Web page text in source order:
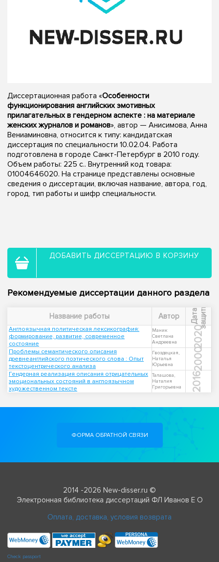
Диссертационная работа «Особенности
функционирования английских эмотивных
прилагательных в гендерном аспекте : на материале
женских журналов и романов», автор — Анисимова, Анна
Вениаминовна, относится к типу: кандидатская
диссертация по специальности 10.02.04. Работа
подготовлена в городе Санкт-Петербург в 2010 году.
Объем работы: 225 с.. Внутренний код товара:
01004646020. На странице представлены основные
сведения о диссертации, включая название, автора, год,
город, тип работы и шифр специальности.
ДОБАВИТЬ ДИССЕРТАЦИЮ В КОРЗИНУ
Рекомендуемые диссертации данного раздела
Название работы Автор Д
а
т
а
з
а
щ
и
т ы
Англоязычная политическая лексикография:
формирование, развитие, современное
состояние
Маник
Светлана
Андреевна
2020
Проблемы семантического описания
древнеанглийского поэтического слова : Опыт
текстоцентрического анализа
Гвоздецкая,
Наталья
Юрьевна
2000
Гендерная реализация описания отрицательных
эмоциональных состояний в англоязычном
художественном тексте
Талашова,
Наталия
Григорьевна
2016
ФОРМА ОБРАТНОЙ СВЯЗИ
2014 -2026 New-disser.ru ©
Электронная библиотека диссертаций ФЛ Иванов Е О
Оплата, доставка, условия возврата
Check passport